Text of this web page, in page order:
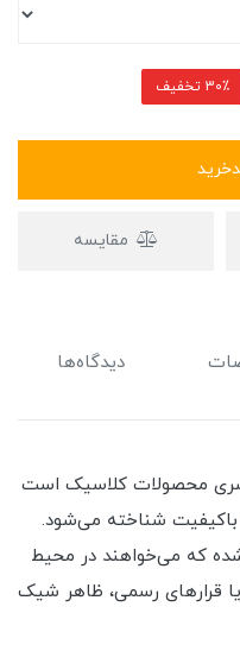
30٪ تخفیف
مقایسه
دیدگاه‌ها
سری محصولات کلاسیک است
باکیفیت شناخته می‌شود.
که می‌خواهند در محیط
یا قرارهای رسمی، ظاهر شیک